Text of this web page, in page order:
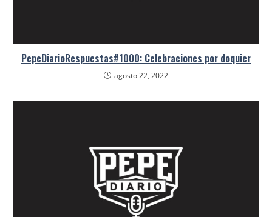
PepeDiarioRespuestas#1000: Celebraciones por doquier
agosto 22, 2022